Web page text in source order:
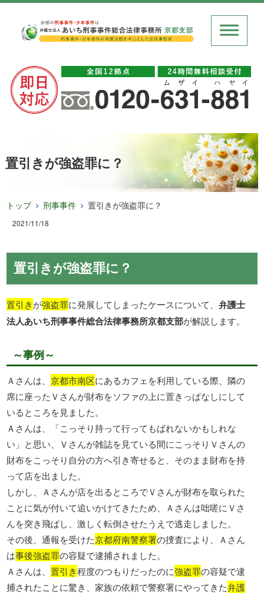
置引きが強盗罪に？
トップ 刑事事件 置引きが強盗罪に？
2021/11/18
置引きが強盗罪に？
置引きが強盗罪に発展してしまったケースについて、弁護士
法人あいち刑事事件総合法律事務所京都支部が解説します。
～事例～
Ａさんは、京都市南区にあるカフェを利用している際、隣の
席に座ったＶさんが財布をソファの上に置きっぱなしにして
いるところを見ました。
Ａさんは、「こっそり持って行ってもばれないかもしれな
い」と思い、Ｖさんが雑誌を見ている間にこっそりＶさんの
財布をこっそり自分の方へ引き寄せると、そのまま財布を持
って店を出ました。
しかし、Ａさんが店を出るところでＶさんが財布を取られた
ことに気が付いて追いかけてきたため、Ａさんは咄嗟にＶさ
んを突き飛ばし、激しく転倒させたうえで逃走しました。
その後、通報を受けた京都府南警察署の捜査により、Ａさん
は事後強盗罪の容疑で逮捕されました。
Ａさんは、置引き程度のつもりだったのに強盗罪の容疑で逮
捕されたことに驚き、家族の依頼で警察署にやってきた弁護